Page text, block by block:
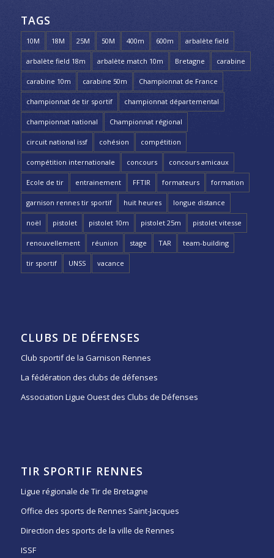
TAGS
10M 18M 25M 50M 400m 600m arbalète field
arbalète field 18m arbalète match 10m Bretagne carabine
carabine 10m carabine 50m Championnat de France
championnat de tir sportif championnat départemental
championnat national Championnat régional
circuit national issf cohésion compétition
compétition internationale concours concours amicaux
Ecole de tir entrainement FFTIR formateurs formation
garnison rennes tir sportif huit heures longue distance
noël pistolet pistolet 10m pistolet 25m pistolet vitesse
renouvellement réunion stage TAR team-building
tir sportif UNSS vacance
CLUBS DE DÉFENSES
Club sportif de la Garnison Rennes
La fédération des clubs de défenses
Association Ligue Ouest des Clubs de Défenses
TIR SPORTIF RENNES
Ligue régionale de Tir de Bretagne
Office des sports de Rennes Saint-Jacques
Direction des sports de la ville de Rennes
ISSF